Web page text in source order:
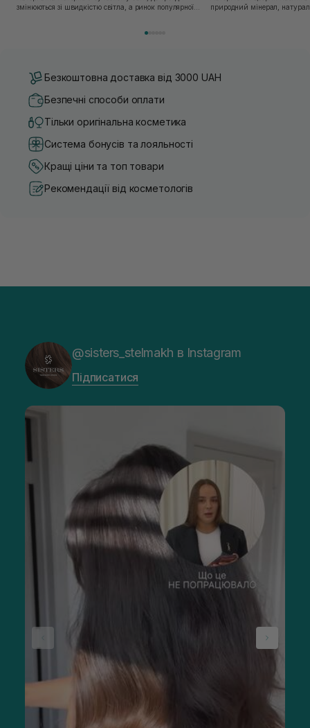
змінюються зі швидкістю світла, а ринок популярної
природний мінерал,
Безкоштовна доставка від 3000 UAH
Безпечні способи оплати
Тільки оригінальна косметика
Система бонусів та лояльності
Кращі ціни та топ товари
Рекомендації від косметологів
@sisters_stelmakh в Instagram
Підписатися